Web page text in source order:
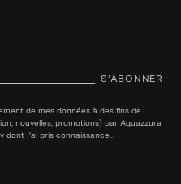
S’ABONNER
de mes données à des fins de
nouvelles, promotions) par Aquazzura
dont j'ai pris connaissance..